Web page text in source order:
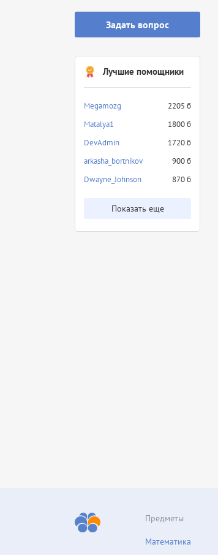
Задать вопрос
Лучшие помощники
Megamozg
2205 б
Matalya1
1800 б
DevAdmin
1720 б
arkasha_bortnikov
900 б
Dwayne_Johnson
870 б
Показать еще
Предметы
Математика